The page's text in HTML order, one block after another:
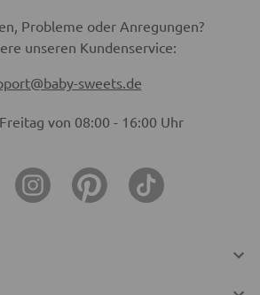
Probleme oder Anregungen?
unseren Kundenservice:
sweets.de
von 08:00 - 16:00 Uhr